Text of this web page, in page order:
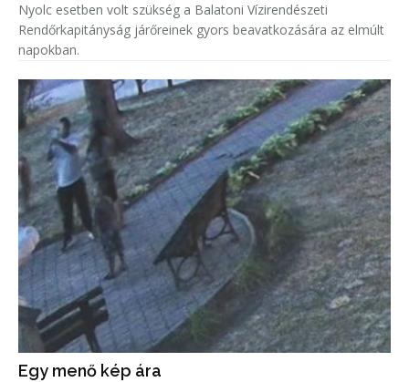
Nyolc esetben volt szükség a Balatoni Vízirendészeti
Rendőrkapitányság járőreinek gyors beavatkozására az elmúlt
napokban.
Egy menő kép ára